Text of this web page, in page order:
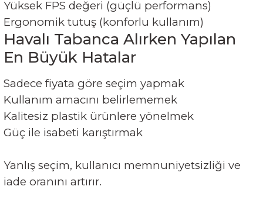
Yüksek FPS değeri (güçlü performans)
Ergonomik tutuş (konforlu kullanım)
Havalı Tabanca Alırken Yapılan
En Büyük Hatalar
Sadece fiyata göre seçim yapmak
Kullanım amacını belirlememek
Kalitesiz plastik ürünlere yönelmek
Güç ile isabeti karıştırmak
Yanlış seçim, kullanıcı memnuniyetsizliği ve
iade oranını artırır.